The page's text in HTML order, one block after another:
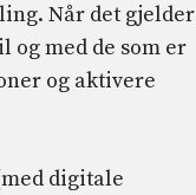
Når det gjelder
og med de som er
og aktivere
digitale